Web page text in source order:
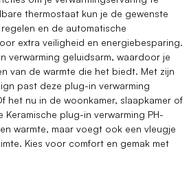
thermostaat kun je de gewenste
en de automatische
extra veiligheid en energiebesparing.
verwarming geluidsarm, waardoor je
van de warmte die het biedt. Met zijn
past deze plug-in verwarming
het nu in de woonkamer, slaapkamer of
plug-in verwarming PH-
warmte, maar voegt ook een vleugje
Kies voor comfort en gemak met